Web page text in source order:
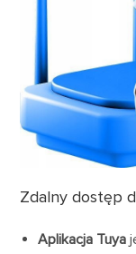
Zdalny dostęp
Aplikacja Tuya